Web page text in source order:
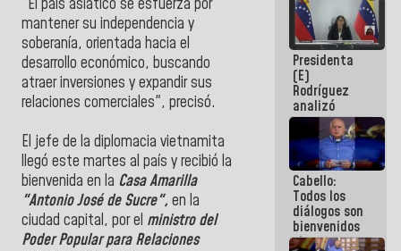
‎"El país asiático se esfuerza por
mantener su independencia y
soberanía, orientada hacia el
desarrollo económico, buscando
atraer inversiones y expandir sus
relaciones comerciales", precisó.
‎El jefe de la diplomacia vietnamita
llegó este martes al país y recibió la
bienvenida en la Casa Amarilla
"Antonio José de Sucre", en la
ciudad capital, por el ministro del
Poder Popular para Relaciones
Figuera y
acuerdan
primer
encuentro
presencial
para el
diálogo
Presidenta
(E)
Rodríguez
analizó
junto a
gobernadores
planes de
recuperación
del Sistema
Eléctrico
Nacional
Cabello:
Todos los
diálogos son
bienvenidos
siempre que